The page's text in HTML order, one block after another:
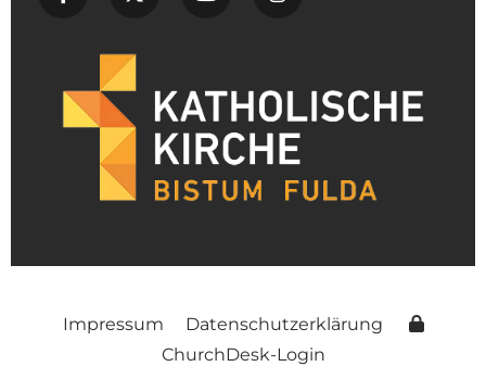
Impressum
Datenschutzerklärung
ChurchDesk-Login